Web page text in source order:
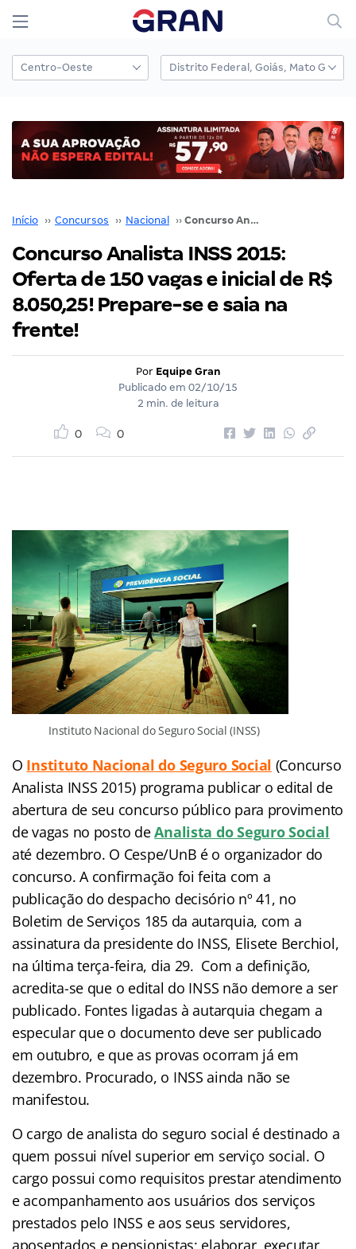
Início ›› Concursos ›› Nacional ›› Concurso Analista INSS 2015: Oferta de 150 vagas e inicial de R$ 8.050,25! Prepare-se e saia na frente!
Concurso Analista INSS 2015:
Oferta de 150 vagas e inicial de R$
8.050,25! Prepare-se e saia na
frente!
Por Equipe Gran
Publicado em 02/10/15
2 min. de leitura
0 0
Instituto Nacional do Seguro Social (INSS)
O Instituto Nacional do Seguro Social (Concurso
Analista INSS 2015) programa publicar o edital de
abertura de seu concurso público para provimento
de vagas no posto deAnalista do Seguro Social
até dezembro. O Cespe/UnB é o organizador do
concurso. A confirmação foi feita com a
publicação do despacho decisório nº 41, no
Boletim de Serviços 185 da autarquia, com a
assinatura da presidente do INSS, Elisete Berchiol,
na última terça-feira, dia 29. Com a definição,
acredita-se que o edital do INSS não demore a ser
publicado. Fontes ligadas à autarquia chegam a
especular que o documento deve ser publicado
em outubro, e que as provas ocorram já em
dezembro. Procurado, o INSS ainda não se
manifestou.
O cargo de analista do seguro social é destinado a
quem possui nível superior em serviço social. O
cargo possui como requisitos prestar atendimento
e acompanhamento aos usuários dos serviços
prestados pelo INSS e aos seus servidores,